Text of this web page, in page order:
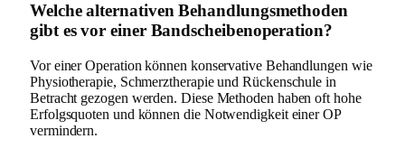
Welche alternativen Behandlungsmethoden
gibt es vor einer Bandscheibenoperation?
Vor einer Operation können konservative Behandlungen wie
Physiotherapie, Schmerztherapie und Rückenschule in
Betracht gezogen werden. Diese Methoden haben oft hohe
Erfolgsquoten und können die Notwendigkeit einer OP
vermindern.